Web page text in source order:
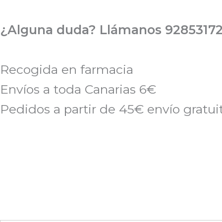
al
¿Alguna duda? Llámanos
Recogida en farmacia
Envíos a toda Canarias 6€
Pedidos a partir de 45€ envío